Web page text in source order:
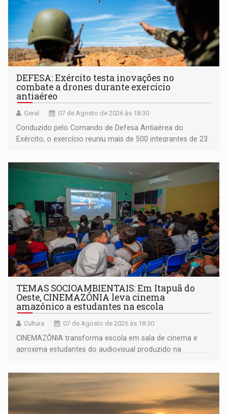
DEFESA: Exército testa inovações no
combate a drones durante exercício
antiaéreo
Geral 07 de Agosto de 2026 às 18:30
Conduzido pelo Comando de Defesa Antiaérea do
Exército, o exercício reuniu mais de 500 integrantes de 23
TEMAS SOCIOAMBIENTAIS: Em Itapuã do
Oeste, CINEMAZÔNIA leva cinema
amazônico a estudantes na escola
Cultura 07 de Agosto de 2026 às 18:30
CINEMAZÔNIA transforma escola em sala de cinema e
aproxima estudantes do audiovisual produzido na